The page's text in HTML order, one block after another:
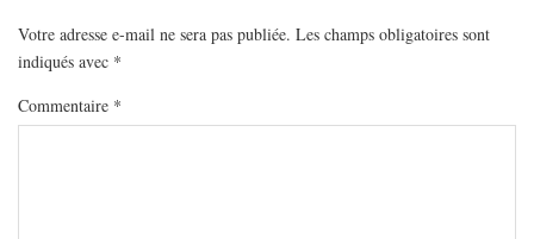
Votre adresse e-mail ne sera pas publiée. Les champs obligatoires sont
indiqués avec *
Commentaire *